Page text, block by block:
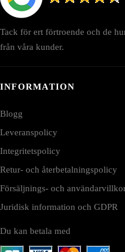
Tack för ert förtroende och de
från våra kunder.
INFORMATION
Blogg
Leveranspolicy
Integritetspolicy
Retur- och återbetalningspolicy
Försäljnings- och
Juridisk information och GDPR
Du kan betala med